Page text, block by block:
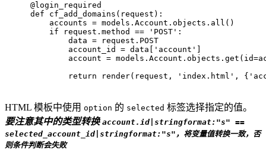
@login_required
def cf_add_domains(request):
    accounts = models.Account.objects.all()
    if request.method == 'POST':
        data = request.POST
        account_id = data['account']
account =
return render(request, 'index.html',
HTML 模板中使用 option 的 selected 标签选择指定的值。
要注意其中的类型转换 account.id|stringformat:"s" ==
selected_account_id|stringformat:"s"，将变量值转换一致，否
则条件判断会失败